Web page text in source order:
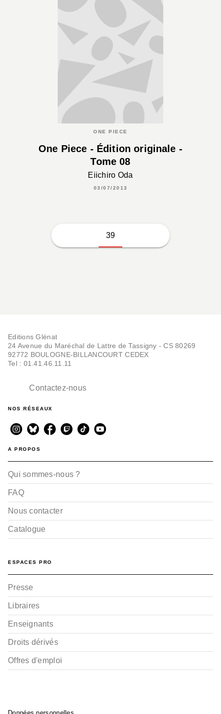
ONE PIECE
One Piece - Édition originale -
Tome 08
Eiichiro Oda
03/07/2013
39
Editions Glénat
24 Avenue du Maréchal de Lattre de Tassigny - CS 80269
92772 BOULOGNE-BILLANCOURT CEDEX
Tel : 01.41.46.11.11
Contactez-nous
NOS RÉSEAUX
A PROPOS
Qui sommes-nous ?
FAQ
Nous contacter
Catalogue
ESPACES PRO
Presse
Libraires
Enseignants
Droits dérivés
Offres d'emploi